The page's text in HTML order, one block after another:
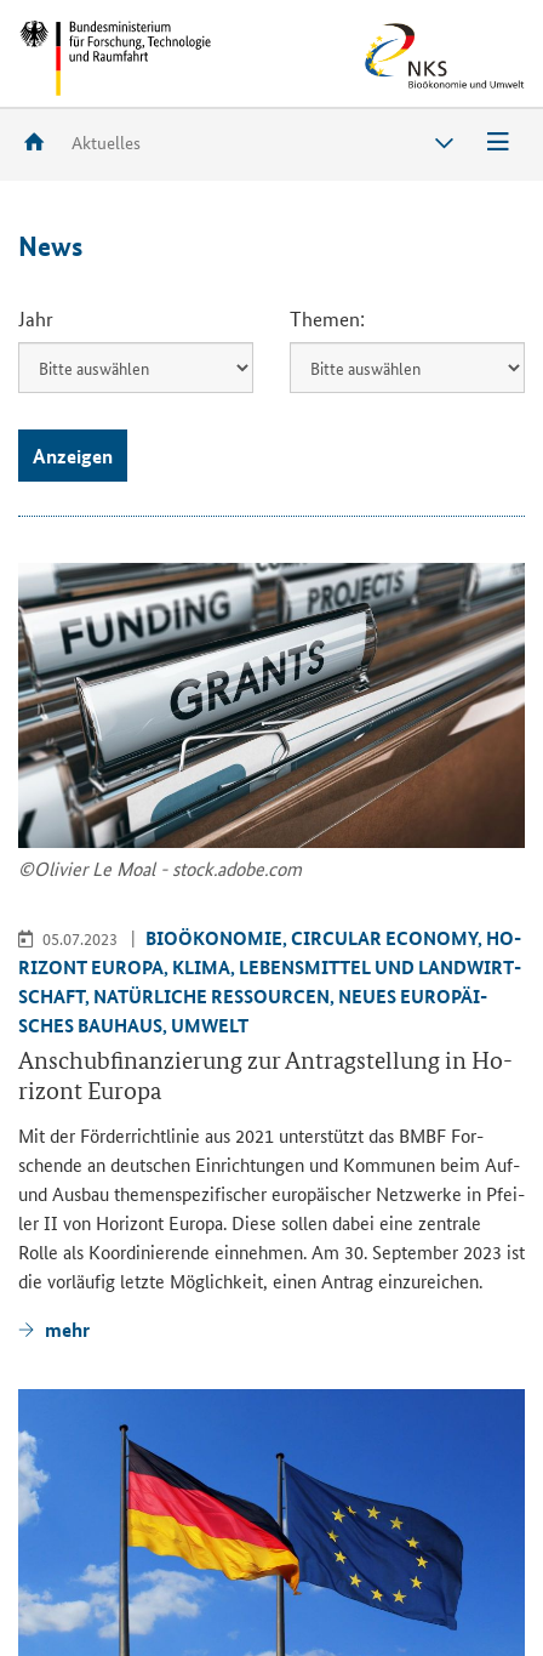
Aktuelles
News
Jahr Themen:
Anzeigen
©Oli­vi­er Le Moal - stock.adobe.com
05.07.2023
BIO­ÖKO­NO­MIE, CIR­CU­LAR ECO­NO­MY, HO­
RI­ZONT EU­RO­PA, KLIMA, LE­BENS­MIT­TEL UND LAND­WIRT­
SCHAFT, NA­TÜR­LI­CHE RES­SOUR­CEN, NEUES EU­RO­PÄI­
SCHES BAU­HAUS, UM­WELT
An­schub­fi­nan­zie­rung zur An­trag­stel­lung in Ho­
ri­zont Eu­ro­pa
Mit der För­der­richt­li­nie aus 2021 un­ter­stützt das BMBF For­
schen­de an deut­schen Ein­rich­tun­gen und Kom­mu­nen beim Auf-
und Aus­bau the­men­spe­zi­fi­scher eu­ro­päi­scher Netz­wer­ke in Pfei­
ler II von Ho­ri­zont Eu­ro­pa. Diese sol­len dabei eine zen­tra­le
Rolle als Ko­or­di­nie­ren­de ein­neh­men. Am 30. Sep­tem­ber 2023 ist
die vor­läu­fig letz­te Mög­lich­keit, einen An­trag ein­zu­rei­chen.
mehr